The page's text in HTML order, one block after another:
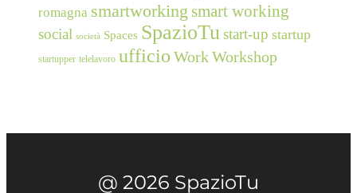
romagna smartworking smart working
social società Spaces SpazioTustart-up startup
startupper telelavoro ufficio WorkWorkshop
@ 2026 SpazioTu